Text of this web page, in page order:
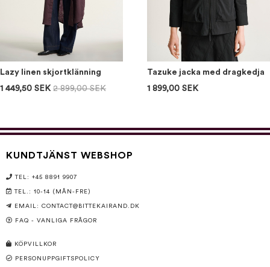
Lazy linen skjortklänning
1 449,50 SEK 2 899,00 SEK
Tazuke jacka med dragkedja
1 899,00 SEK
KUNDTJÄNST WEBSHOP
TEL: +45 8891 9907
TEL.: 10-14 (MÅN-FRE)
EMAIL: CONTACT@BITTEKAIRAND.DK
FAQ - VANLIGA FRÅGOR
KÖPVILLKOR
PERSONUPPGIFTSPOLICY